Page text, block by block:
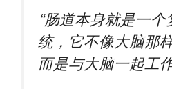
“肠道本身就是一
统，它不像大脑那
而是与大脑一起工